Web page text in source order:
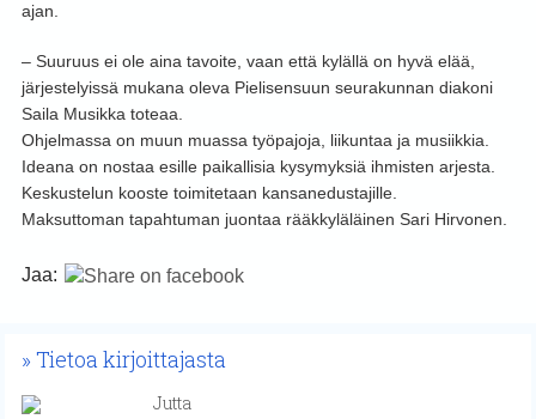
ajan.
– Suuruus ei ole aina tavoite, vaan että kylällä on hyvä elää,
järjestelyissä mukana oleva Pielisensuun seurakunnan diakoni
Saila Musikka toteaa.
Ohjelmassa on muun muassa työpajoja, liikuntaa ja musiikkia.
Ideana on nostaa esille paikallisia kysymyksiä ihmisten arjesta.
Keskustelun kooste toimitetaan kansanedustajille.
Maksuttoman tapahtuman juontaa rääkkyläläinen Sari Hirvonen.
Jaa:
Tietoa kirjoittajasta
Jutta